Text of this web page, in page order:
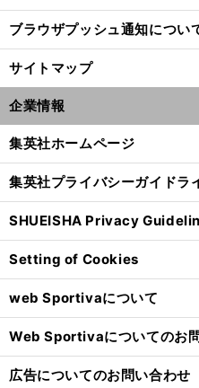
ブラウザプッシュ通知につい
サイトマップ
企業情報
集英社ホームページ
集英社プライバシーガイドラ
SHUEISHA Privacy
Setting of Cookies
web Sportivaについて
Web Sportivaについてのお
広告についてのお問い合わせ